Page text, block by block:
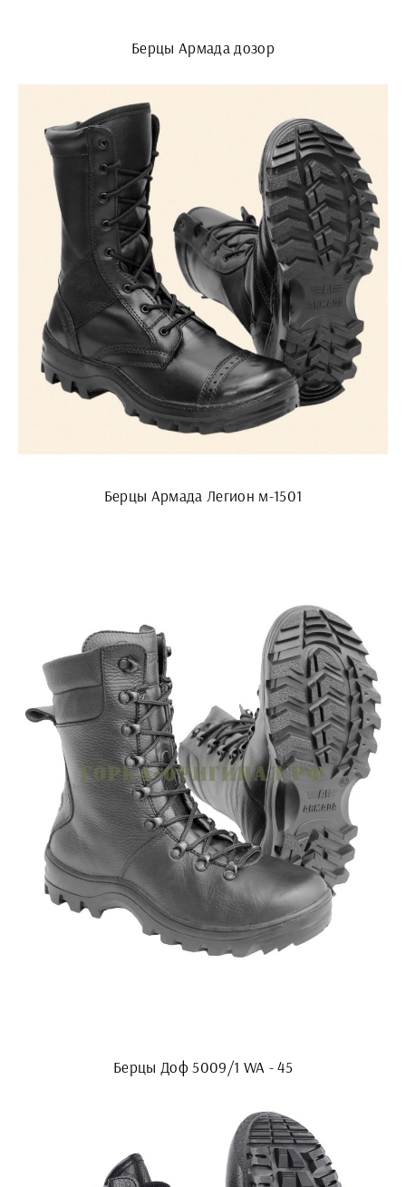
Берцы Армада дозор
Берцы Армада Легион м-1501
Берцы Доф 5009/1 WA - 45